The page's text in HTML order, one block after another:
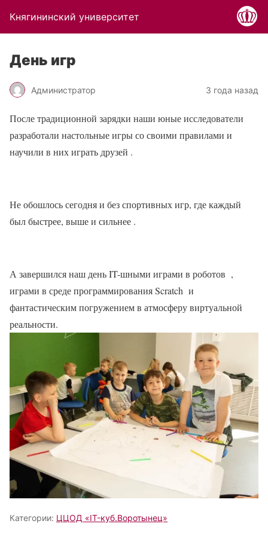
Княгининский университет
День игр
Администратор 3 года назад
После традиционной зарядки наши юные исследователи
разработали настольные игры со своими правилами и
научили в них играть друзей .
Не обошлось сегодня и без спортивных игр, где каждый
был быстрее, выше и сильнее .
А завершился наш день IT-шными играми в роботов ,
играми в среде программирования Scratch и
фантастическим погружением в атмосферу виртуальной
реальности.
Категории: ЦЦОД «IT-куб.Воротынец»